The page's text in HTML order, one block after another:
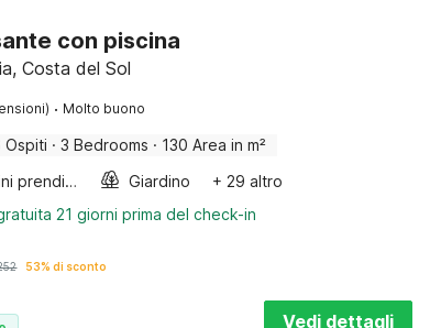
con piscina
Costa del Sol
· Molto buono
Ospiti · 3 Bedrooms · 130 Area in m²
Lettini prendisole Giardino
+ 29 altro
21 giorni prima del check-in
53% di sconto
Vedi dettagli